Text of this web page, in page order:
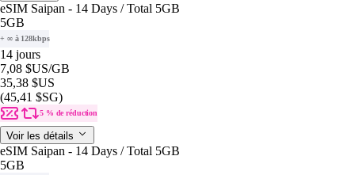
eSIM Saipan - 14 Days / Total 5GB
5GB
+ ∞ à 128kbps
14 jours
7,08 $US/GB
35,38 $US
(45,41 $SG)
5 % de réduction
Voir les détails
eSIM Saipan - 14 Days / Total 5GB
5GB